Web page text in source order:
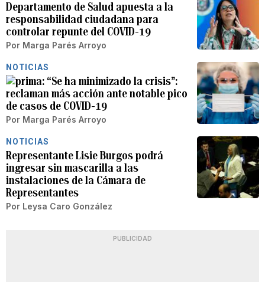
Departamento de Salud apuesta a la
responsabilidad ciudadana para
controlar repunte del COVID-19
Por Marga Parés Arroyo
NOTICIAS
“Se ha minimizado la crisis”:
reclaman más acción ante notable pico
de casos de COVID-19
Por Marga Parés Arroyo
NOTICIAS
Representante Lisie Burgos podrá
ingresar sin mascarilla a las
instalaciones de la Cámara de
Representantes
Por Leysa Caro González
PUBLICIDAD